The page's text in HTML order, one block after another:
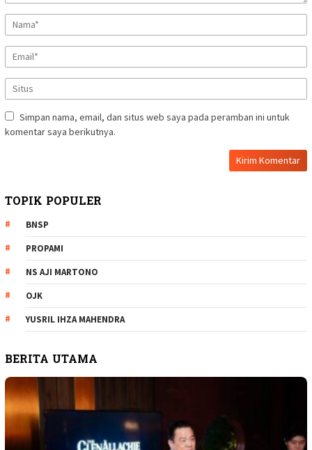
Simpan nama, email, dan situs web saya pada peramban ini untuk
komentar saya berikutnya.
TOPIK POPULER
BNSP
PROPAMI
NS AJI MARTONO
OJK
YUSRIL IHZA MAHENDRA
BERITA UTAMA